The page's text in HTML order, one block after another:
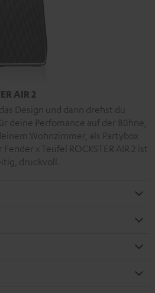
AIR 2
Design und dann drehst du
deine Perfomance auf der Bühne,
Wohnzimmer, als Partybox
x Teufel ROCKSTER AIR 2 ist
druckvoll.